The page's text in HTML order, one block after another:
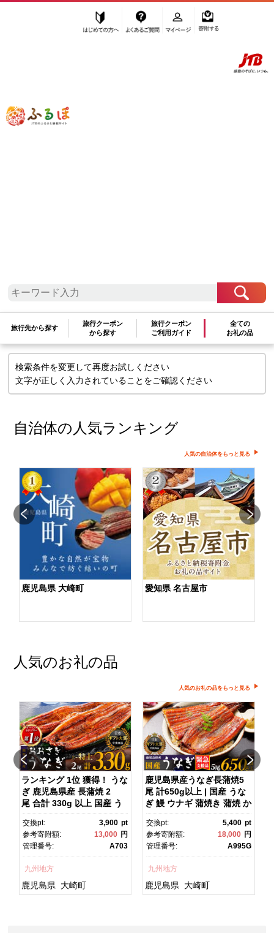
ふるぽ JTBのふるさと納税サイト
旅行先から探す
旅行クーポン
から探す
旅行クーポン
ご利用ガイド
全ての
お礼の品
「ふるさと納税」TOP
検索条件に一致するお礼の品はありま
せん
検索条件を変更して再度お試しください
文字が正しく入力されていることをご確認ください
自治体の人気ランキング
人気の自治体をもっと見る
鹿児島県 大崎町 愛知県 名古屋市
人気のお礼の品
人気のお礼の品をもっと見る
ランキング 1位 獲得！ うな
ぎ 鹿児島県産 長蒲焼 2
尾 合計 330g 以上 国産 う
なぎ 鰻 ウナギ 蒲焼き 蒲
焼 かばやき 魚 魚介 魚貝 海
鮮 うな重 ひつまぶし 蒲
焼 訳あり ギフト 人気 おす
半島 A703
交換pt: 3,900 pt
参考寄附額:
13,000 円
管理番号:
A703
九州地方
鹿児島県 大崎町
鹿児島県産うなぎ長蒲焼5
尾 計650g以上 | 国産 うな
ぎ 鰻 ウナギ 蒲焼き 蒲焼 か
ばやき unagi うなぎ蒲
焼 土用丑の日 土用の丑の
日 丑の日 魚 魚介 魚貝 海
鮮 うな重 蒲焼 訳あり ギフ
県 大崎町 大隅半
島 A995G 【会員限定のお
礼の品】【うなぎ蒲焼 国
交換pt: 5,400 pt
参考寄附額:
18,000 円
管理番号:
A995G
九州地方
鹿児島県 大崎町